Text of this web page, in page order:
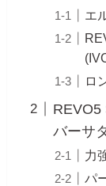
エ
ロ
REVO5
バーサ
力
パ